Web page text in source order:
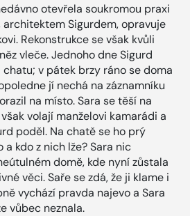
otevřela soukromou praxi
architektem Sigurdem, opravuje
Rekonstrukce se však kvůli
vleče. Jednoho dne Sigurd
v pátek brzy ráno se doma
jí nechá na záznamníku
na místo. Sara se těší na
volají manželovi kamarádi a
poděl. Na chatě se ho prý
a kdo z nich lže? Sara nic
domě, kde nyní zůstala
věci. Saře se zdá, že ji klame i
vychází pravda najevo a Sara
vůbec neznala.